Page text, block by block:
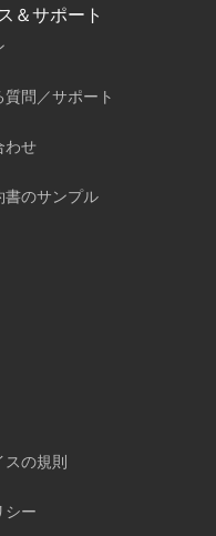
＆サポート
質問／サポート
わせ
書のサンプル
スの規則
シー